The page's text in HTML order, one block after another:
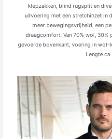
klepzakken, blind rugsplit en
uitvoering met een stretchinzet in
meer bewegingsvrijheid, een
draagcomfort. Van 70% wol, 30%
gevoerde bovenkant, voering in wol-
Lengte